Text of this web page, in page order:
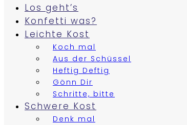
Los geht’s
Konfetti was?
Leichte Kost
Koch mal
Aus der Schüssel
Heftig Deftig
Gönn Dir
Schritte, bitte
Schwere Kost
Denk mal